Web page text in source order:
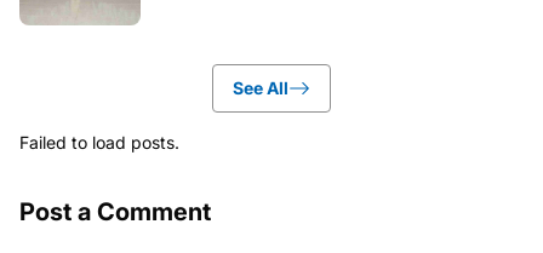
See All
Failed to load posts.
Post a Comment